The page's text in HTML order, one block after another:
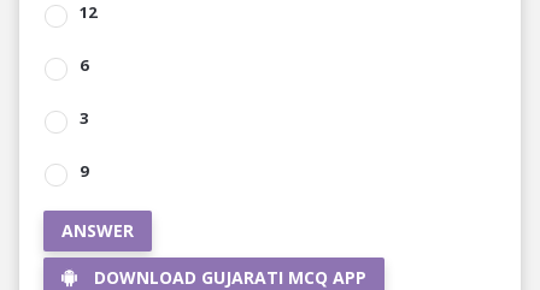
12
6
3
9
ANSWER
DOWNLOAD GUJARATI MCQ APP